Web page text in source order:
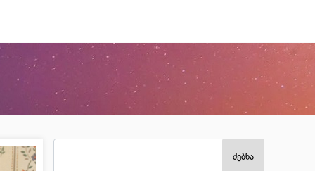
ძებნა